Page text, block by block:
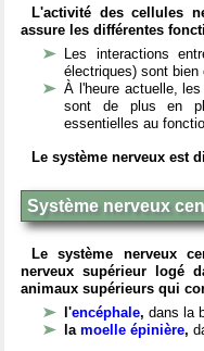
L'activité des cellules
assure les différentes
Les interactions
électriques) sont
À l'heure actuelle,
sont de plus en
essentielles au
Le système nerveux est
Système nerveux
Le système nerveux
nerveux supérieur logé
animaux supérieurs qui
l'encéphale, dans la
la moelle épinière,